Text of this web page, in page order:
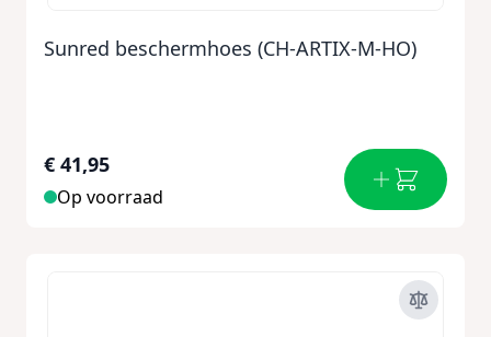
Sunred beschermhoes (CH-ARTIX-M-HO)
€ 41,95
Op voorraad